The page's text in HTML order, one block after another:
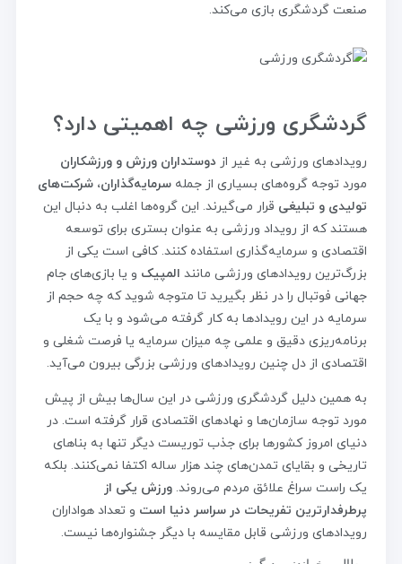
صنعت گردشگری بازی می‌کند.
گردشگری ورزشی چه اهمیتی دارد؟
رویدادهای ورزشی به غیر از دوستداران ورزش و ورزشکاران
مورد توجه گروه‌های بسیاری از جمله سرمایه‌گذاران، شرکت‌های
تولیدی و تبلیغی قرار می‌گیرند. این گروه‌ها اغلب به دنبال این
هستند که از رویداد ورزشی به عنوان بستری برای توسعه
اقتصادی و سرمایه‌گذاری استفاده کنند. کافی است یکی از
بزرگ‌ترین رویدادهای ورزشی مانند المپیک و یا بازی‌های جام
جهانی فوتبال را در نظر بگیرید تا متوجه شوید که چه حجم از
سرمایه در این رویدادها به کار گرفته می‌شود و با یک
برنامه‌ریزی دقیق و علمی چه میزان سرمایه یا فرصت شغلی و
اقتصادی از دل چنین رویدادهای ورزشی بزرگی بیرون می‌آید.
به همین دلیل گردشگری ورزشی در این سال‌ها بیش از پیش
مورد توجه سازمان‌ها و نهاد‌های اقتصادی قرار گرفته است. در
دنیای امروز کشورها برای جذب توریست دیگر تنها به بناهای
تاریخی و بقایای تمدن‌های چند هزار ساله اکتفا نمی‌کنند. بلکه
یک راست سراغ علائق مردم می‌روند. ورزش یکی از
پرطرفدارترین تفریحات در سراسر دنیا است و تعداد هواداران
رویدادهای ورزشی قابل مقایسه با دیگر جشنواره‌ها نیست.